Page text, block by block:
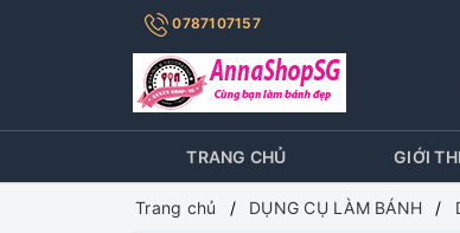
0787107157
TRANG CHỦ GIỚI
Trang chủ DỤNG CỤ LÀM BÁNH